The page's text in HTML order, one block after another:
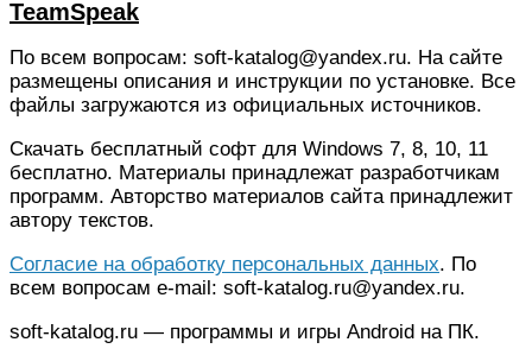
TeamSpeak
По всем вопросам: soft-katalog@yandex.ru. На сайте
размещены описания и инструкции по установке. Все
файлы загружаются из официальных источников.
Скачать бесплатный софт для Windows 7, 8, 10, 11
бесплатно. Материалы принадлежат разработчикам
программ. Авторство материалов сайта принадлежит
автору текстов.
Согласие на обработку персональных данных. По
всем вопросам e-mail: soft-katalog.ru@yandex.ru.
soft-katalog.ru — программы и игры Android на ПК.